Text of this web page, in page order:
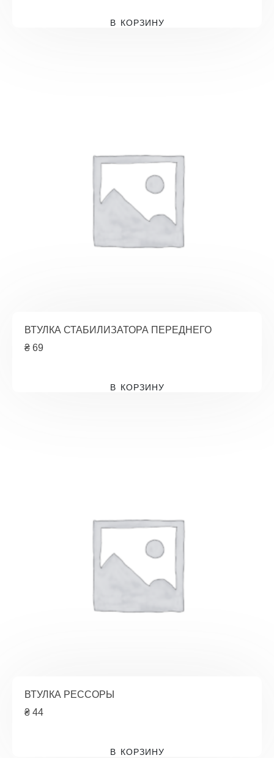
В КОРЗИНУ
ВТУЛКА СТАБИЛИЗАТОРА ПЕРЕДНЕГО
₴ 69
В КОРЗИНУ
ВТУЛКА РЕССОРЫ
₴ 44
В КОРЗИНУ